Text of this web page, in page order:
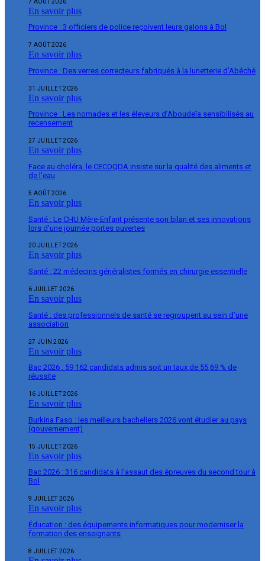
En savoir plus
Province : 3 officiers de police reçoivent leurs galons à Bol
7 AOÛT 2026
En savoir plus
Province : Des verres correcteurs fabriqués à la lunetterie d’Abéché
31 JUILLET 2026
En savoir plus
Province : Les nomades et les éleveurs d’Aboudeïa sensibilisés au
recensement
27 JUILLET 2026
En savoir plus
Face au choléra, le CECOQDA insiste sur la qualité des aliments et
de l’eau
5 AOÛT 2026
En savoir plus
Santé : Le CHU Mère-Enfant présente son bilan et ses innovations
lors d’une journée portes ouvertes
20 JUILLET 2026
En savoir plus
Santé : 22 médecins généralistes formés en chirurgie essentielle
6 JUILLET 2026
En savoir plus
Santé : des professionnels de santé se regroupent au sein d’une
association
27 JUIN 2026
En savoir plus
Bac 2026 : 59 162 candidats admis soit un taux de 55,69 % de
réussite
16 JUILLET 2026
En savoir plus
Burkina Faso : les meilleurs bacheliers 2026 vont étudier au pays
(gouvernement)
15 JUILLET 2026
En savoir plus
Bac 2026 : 316 candidats à l’assaut des épreuves du second tour à
Bol
9 JUILLET 2026
En savoir plus
Éducation : des équipements informatiques pour moderniser la
formation des enseignants
8 JUILLET 2026